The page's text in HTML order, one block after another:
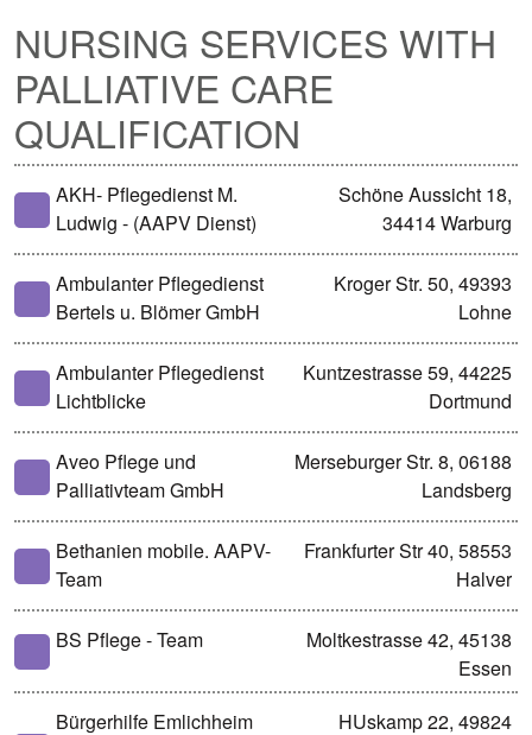
NURSING SERVICES WITH
PALLIATIVE CARE
QUALIFICATION
AKH- Pflegedienst M.
Ludwig - (AAPV Dienst)
Schöne Aussicht 18,
34414 Warburg
Ambulanter Pflegedienst
Bertels u. Blömer GmbH
Kroger Str. 50, 49393
Lohne
Ambulanter Pflegedienst
Lichtblicke
Kuntzestrasse 59, 44225
Dortmund
Aveo Pflege und
Palliativteam GmbH
Merseburger Str. 8, 06188
Landsberg
Bethanien mobile. AAPV-
Team
Frankfurter Str 40, 58553
Halver
BS Pflege - Team
Moltkestrasse 42, 45138
Essen
Bürgerhilfe Emlichheim
HUskamp 22, 49824